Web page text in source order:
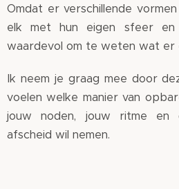
Omdat er verschillende
elk met hun eigen sfeer en
waardevol om te weten wat er
Ik neem je graag mee door
voelen welke manier van
jouw noden, jouw ritme en
afscheid wil nemen.